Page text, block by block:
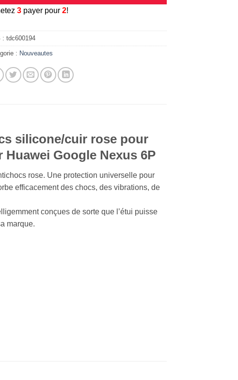
3 payer pour2!
:tdc600194
: Nouveautes
silicone/cuir rose pour
Google Nexus 6P
rose. Une protection universelle pour
efficacement des chocs, des vibrations, de
conçues de sorte que l’étui puisse
marque.